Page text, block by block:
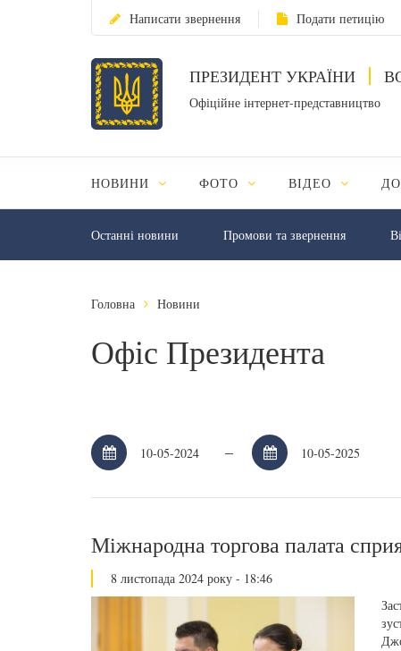
Написати звернення Подати петицію
ПРЕЗИДЕНТ УКРАЇНИ
Офіційне інтернет-представництво
НОВИНИ ФОТО ВІДЕО
Останні новини Промови та звернення
Головна Новини
Офіс Президента
–
Міжнародна торгова палата
8 листопада 2024 року - 18:46